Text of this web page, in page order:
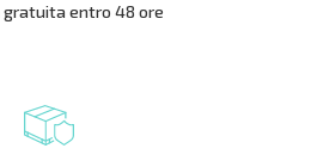
gratuita entro 48 ore